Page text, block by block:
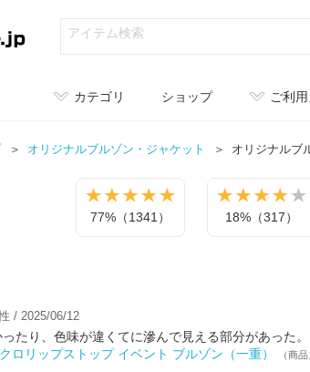
カテゴリ ショップ ご利
オリジナルブルゾン・ジャケット オリジナルブ
77%（1341） 18%（317）
/ 2025/06/12
たり、色味が違くてに滲んで見える部分があった。
ロリップストップ イベント ブルゾン（一重） （商